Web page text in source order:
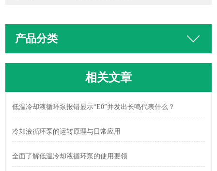
产品分类
相关文章
低温冷却液循环泵报错显示“E0”并发出长鸣代表什么？
冷却液循环泵的运转原理与日常应用
全面了解低温冷却液循环泵的使用要领